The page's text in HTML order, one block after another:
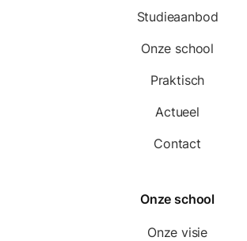
Studieaanbod
Onze school
Praktisch
Actueel
Contact
Onze school
Onze visie